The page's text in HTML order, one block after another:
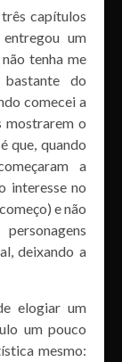
capítulos
entregou um
tenha me
do
comecei a
mostrarem o
que, quando
a
interesse no
e não
deixando a
elogiar um
um pouco
mesmo: